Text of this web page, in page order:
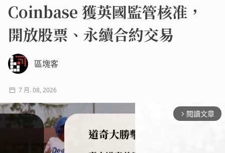
Coinbase 獲英國監管核准，
開放股票、永續合約交易
區塊客
7 月. 08, 2026
arrow_forward_ios 閱讀文章